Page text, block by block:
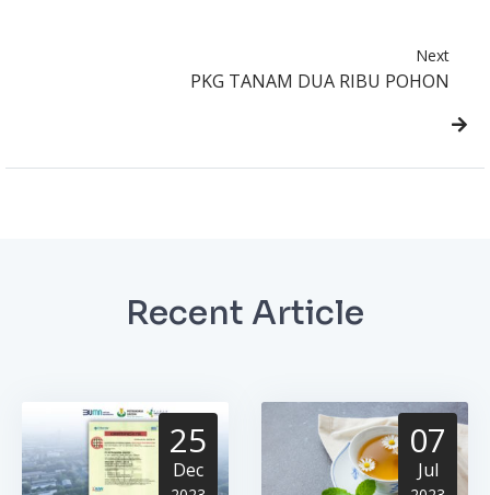
Next
PKG TANAM DUA RIBU POHON
Recent Article
25
Dec
07
Jul